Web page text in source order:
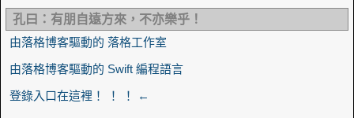
孔曰：有朋自遠方來，不亦樂乎！
由落格博客驅動的 落格工作室
由落格博客驅動的 Swift 編程語言
登錄入口在這裡！ ！ ！ ←